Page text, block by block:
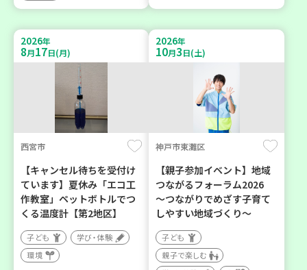
2026年
8月17日(月)
西宮市
【キャンセル待ちを受付け
ています】夏休み「エコ工
作教室」ペットボトルでつ
くる温度計【第2地区】
子ども
学び・体験
環境
2026年
10月3日(土)
神戸市東灘区
【親子参加イベント】地域
つながるフォーラム2026
～つながりでめざす子育て
しやすい地域づくり～
子ども
親子で楽しむ